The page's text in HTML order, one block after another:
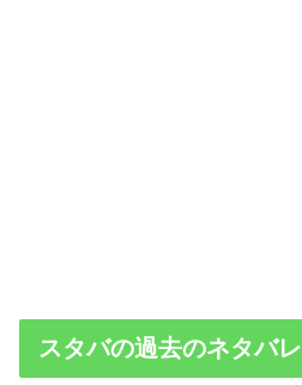
スタバの過去のネタバレ